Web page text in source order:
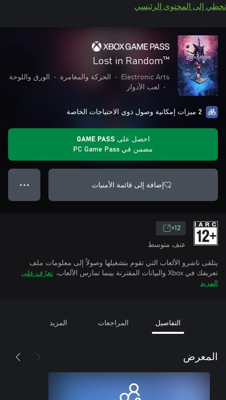
تخطي إلى المحتوى الرئيسي
Lost in Random™‎
Electronic Arts
• الحركة والمغامرة •
الورق واللوحة
•
لعب الأدوار
2 ميزات إمكانية وصول ذوي الاحتياجات الخاصة
احصل على GAME PASS
مضمن في PC Game Pass
إضافة إلى قائمة الأمنيات ● ● ●
12+
عنف متوسط
يتلقى ناشرو الألعاب التي تقوم بتشغيلها وصولاً إلى معلومات ملف
تعريفك في Xbox والبيانات المقترنة بينما تمارس الألعاب.
تعرّف على
المزيد
التفاصيل المراجعات المزيد
المعرض